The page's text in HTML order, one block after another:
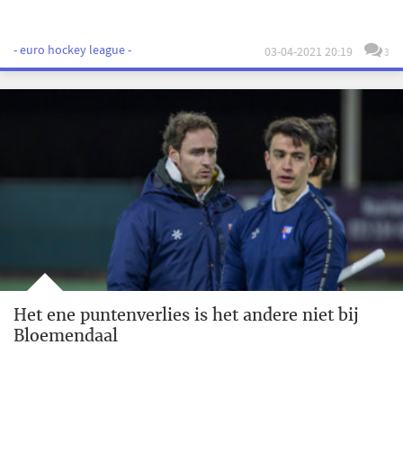
- euro hockey league - 03-04-2021 20:19 3
Het ene puntenverlies is het andere niet bij
Bloemendaal